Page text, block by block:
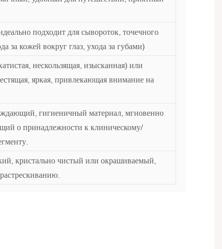
подходит для сывороток, точечного
за кожей вокруг глаз, ухода за губами)
нескользящая, изысканная) или
яркая, привлекающая внимание на
гигиеничный материал, мгновенно
о принадлежности к клиническому/
кристально чистый или окрашиваемый,